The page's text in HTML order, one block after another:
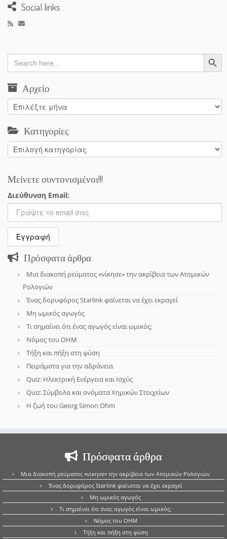
Social links
Search
for:
Search Button
Αρχείο
Αρχείο
Κατηγορίες
Κατηγορίες
Μείνετε συντονισμένοι!!!
Διεύθυνση Email:
Πρόσφατα άρθρα
Μια διακοπή ρεύματος «νίκησε» την ακρίβεια των Ατομικών
Ρολογιών
Ένας δορυφόρος Starlink φαίνεται να έχει εκραγεί
Μη ωμικός αγωγός
Τι σημαίνει ότι ένας αγωγός είναι ωμικός;
Νόμος του OHM
Τήξη και πήξη στη φύση
Πειράματα για την αδράνεια
Quiz: Ηλεκτρική Ενέργεια και Ισχύς
Quiz: Σύμβολα και ονόματα Χημικών Στοιχείων
Η ζωή του Georg Simon Ohm
Πρόσφατα άρθρα
Μια διακοπή ρεύματος «νίκησε» την ακρίβεια των Ατομικών Ρολογιών
Ένας δορυφόρος Starlink φαίνεται να έχει εκραγεί
Μη ωμικός αγωγός
Τι σημαίνει ότι ένας αγωγός είναι ωμικός;
Νόμος του OHM
Τήξη και πήξη στη φύση